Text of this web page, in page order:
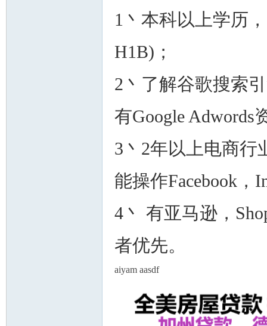
1丶本科以上学历
H1B)；
2丶了解谷歌搜索
有Google Adwords
3丶2年以上电商行
能操作Facebook，
4丶 有亚马逊，
者优先。
aiyam aasdf